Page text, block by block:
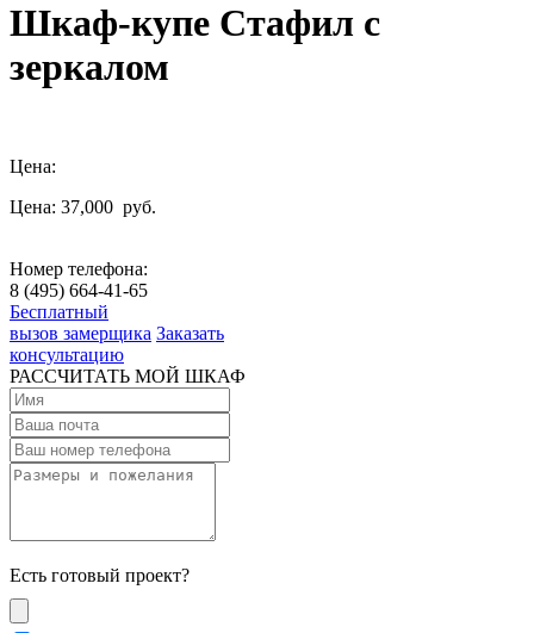
Шкаф-купе Стафил с
зеркалом
Цена:
Цена: 37,000 руб.
Номер телефона:
8 (495) 664-41-65
Бесплатный
вызов замерщика Заказать
консультацию
РАССЧИТАТЬ МОЙ ШКАФ
Есть готовый проект?